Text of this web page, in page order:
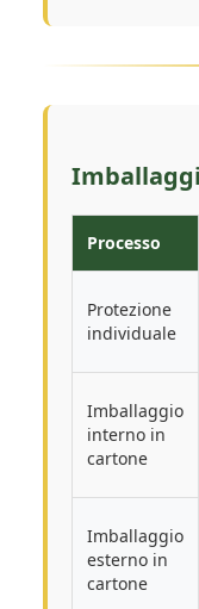
Processo
Protezione
individuale
Imballaggio
interno in
cartone
Imballaggio
esterno in
cartone